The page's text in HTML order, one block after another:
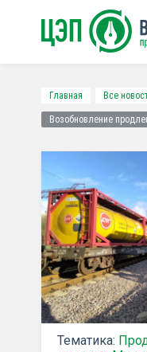
Главная Все
Возобновление
Тематика: